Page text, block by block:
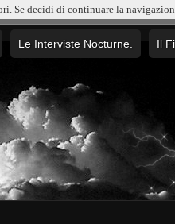
Le Interviste Nocturne. Il
Se decidi di continuare la